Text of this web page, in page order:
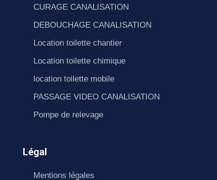
CURAGE CANALISATION
DEBOUCHAGE CANALISATION
Location toilette chantier
Location toilette chimique
location toilette mobile
PASSAGE VIDEO CANALISATION
Pompe de relevage
Légal
Mentions légales